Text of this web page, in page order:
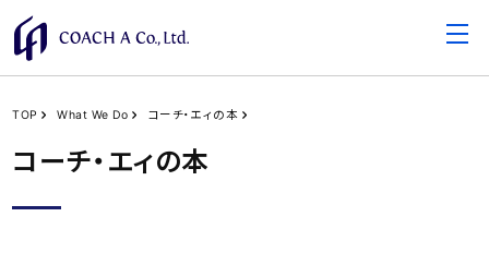
TOP What We Do コーチ・エィの本
コーチ・エィの本